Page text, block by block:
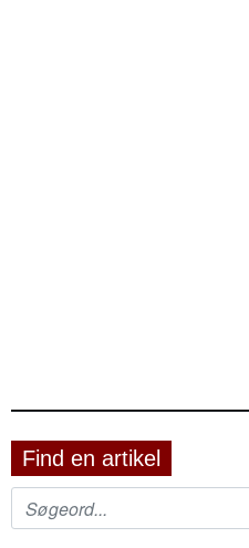
Find en artikel